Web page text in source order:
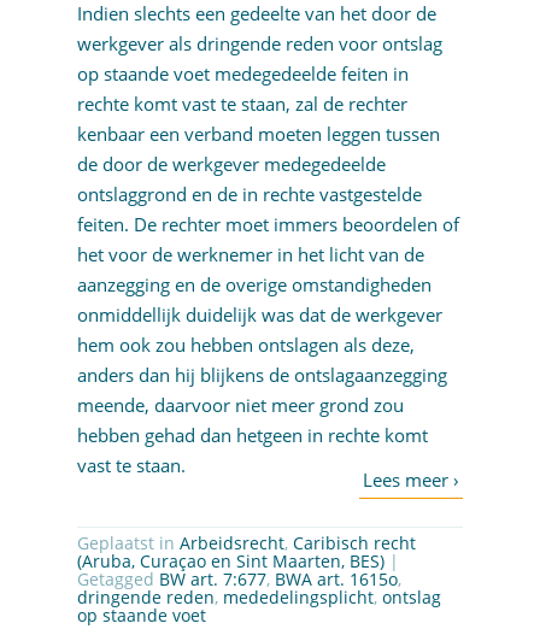
Indien slechts een gedeelte van het door de
werkgever als dringende reden voor ontslag
op staande voet medegedeelde feiten in
rechte komt vast te staan, zal de rechter
kenbaar een verband moeten leggen tussen
de door de werkgever medegedeelde
ontslaggrond en de in rechte vastgestelde
feiten. De rechter moet immers beoordelen of
het voor de werknemer in het licht van de
aanzegging en de overige omstandigheden
onmiddellijk duidelijk was dat de werkgever
hem ook zou hebben ontslagen als deze,
anders dan hij blijkens de ontslagaanzegging
meende, daarvoor niet meer grond zou
hebben gehad dan hetgeen in rechte komt
vast te staan.
Geplaatst in Arbeidsrecht, Caribisch recht
(Aruba, Curaçao en Sint Maarten, BES)|
Getagged BW art. 7:677, BWA art. 1615o,
dringende reden, mededelingsplicht, ontslag
op staande voet